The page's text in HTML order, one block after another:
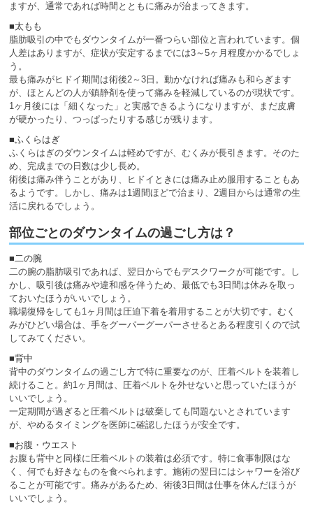
ますが、通常であれば時間とともに痛みが治まってきます。
■太もも
脂肪吸引の中でもダウンタイムが一番つらい部位と言われています。個
人差はありますが、症状が安定するまでには3～5ヶ月程度かかるでしょ
う。
最も痛みがヒドイ期間は術後2～3日。動かなければ痛みも和らぎます
が、ほとんどの人が鎮静剤を使って痛みを軽減しているのが現状です。
1ヶ月後には「細くなった」と実感できるようになりますが、まだ皮膚
が硬かったり、つっぱったりする感じが残ります。
■ふくらはぎ
ふくらはぎのダウンタイムは軽めですが、むくみが長引きます。そのた
め、完成までの日数は少し長め。
術後は痛み伴うことがあり、ヒドイときには痛み止め服用することもあ
るようです。しかし、痛みは1週間ほどで治まり、2週目からは通常の生
活に戻れるでしょう。
部位ごとのダウンタイムの過ごし方は？
■二の腕
二の腕の脂肪吸引であれば、翌日からでもデスクワークが可能です。し
かし、吸引後は痛みや違和感を伴うため、最低でも3日間は休みを取っ
ておいたほうがいいでしょう。
職場復帰をしても1ヶ月間は圧迫下着を着用することが大切です。むく
みがひどい場合は、手をグーパーグーパーさせるとある程度引くので試
してみてください。
■背中
背中のダウンタイムの過ごし方で特に重要なのが、圧着ベルトを装着し
続けること。約1ヶ月間は、圧着ベルトを外せないと思っていたほうが
いいでしょう。
一定期間が過ぎると圧着ベルトは破棄しても問題ないとされています
が、やめるタイミングを医師に確認したほうが安全です。
■お腹・ウエスト
お腹も背中と同様に圧着ベルトの装着は必須です。特に食事制限はな
く、何でも好きなものを食べられます。施術の翌日にはシャワーを浴び
ることが可能です。痛みがあるため、術後3日間は仕事を休んだほうが
いいでしょう。